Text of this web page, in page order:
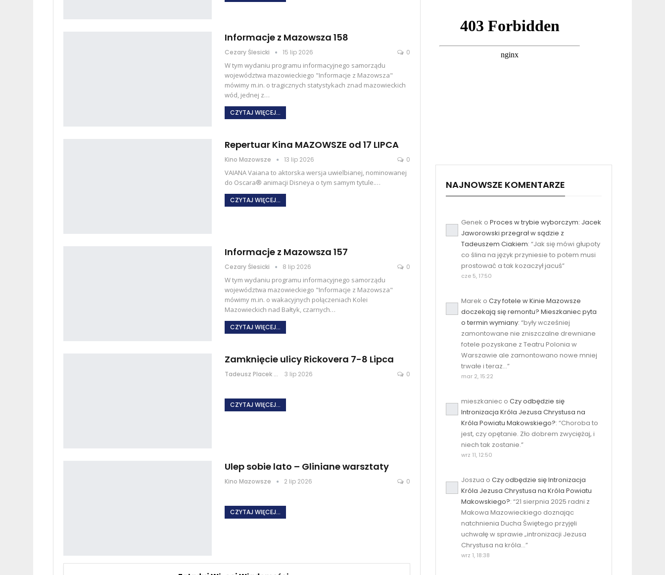
Informacje z Mazowsza 158
Cezary Ślesicki 15 lip 2026 0
W tym wydaniu programu informacyjnego samorządu
województwa mazowieckiego "Informacje z Mazowsza"
mówimy m.in. o tragicznych statystykach znad mazowieckich
wód, jednej z…
CZYTAJ WIĘCEJ...
Repertuar Kina MAZOWSZE od 17 LIPCA
Kino Mazowsze 13 lip 2026 0
VAIANA Vaiana to aktorska wersja uwielbianej, nominowanej
do Oscara® animacji Disneya o tym samym tytule.…
CZYTAJ WIĘCEJ...
Informacje z Mazowsza 157
Cezary Ślesicki 8 lip 2026 0
W tym wydaniu programu informacyjnego samorządu
województwa mazowieckiego "Informacje z Mazowsza"
mówimy m.in. o wakacyjnych połączeniach Kolei
Mazowieckich nad Bałtyk, czarnych…
CZYTAJ WIĘCEJ...
Zamknięcie ulicy Rickovera 7-8 Lipca
Tadeusz Placek 3 lip 2026 0
CZYTAJ WIĘCEJ...
Ulep sobie lato – Gliniane warsztaty
Kino Mazowsze 2 lip 2026 0
CZYTAJ WIĘCEJ...
NAJNOWSZE KOMENTARZE
Genek oProces w trybie wyborczym: Jacek
Jaworowski przegrał w sądzie z
Tadeuszem Ciakiem: “Jak się mówi głupoty
co ślina na język przyniesie to potem musi
prostować a tak kozaczył jacuś”
cze 5, 17:50
Marek oCzy fotele w Kinie Mazowsze
doczekają się remontu? Mieszkaniec pyta
o termin wymiany: “były wcześniej
zamontowane nie zniszczalne drewniane
fotele pozyskane z Teatru Polonia w
Warszawie ale zamontowano nowe mniej
trwałe i teraz…”
mar 2, 15:22
mieszkaniec oCzy odbędzie się
Intronizacja Króla Jezusa Chrystusa na
Króla Powiatu Makowskiego?: “Choroba to
jest, czy opętanie. Zło dobrem zwyciężaj, i
niech tak zostanie.”
wrz 11, 12:50
Joszua oCzy odbędzie się Intronizacja
Króla Jezusa Chrystusa na Króla Powiatu
Makowskiego?: “21 sierpnia 2025 radni z
Makowa Mazowieckiego doznając
natchnienia Ducha Świętego przyjęli
uchwałę w sprawie „intronizacji Jezusa
Chrystusa na króla…”
wrz 1, 18:38